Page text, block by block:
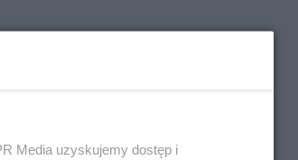
Media uzyskujemy dostęp i